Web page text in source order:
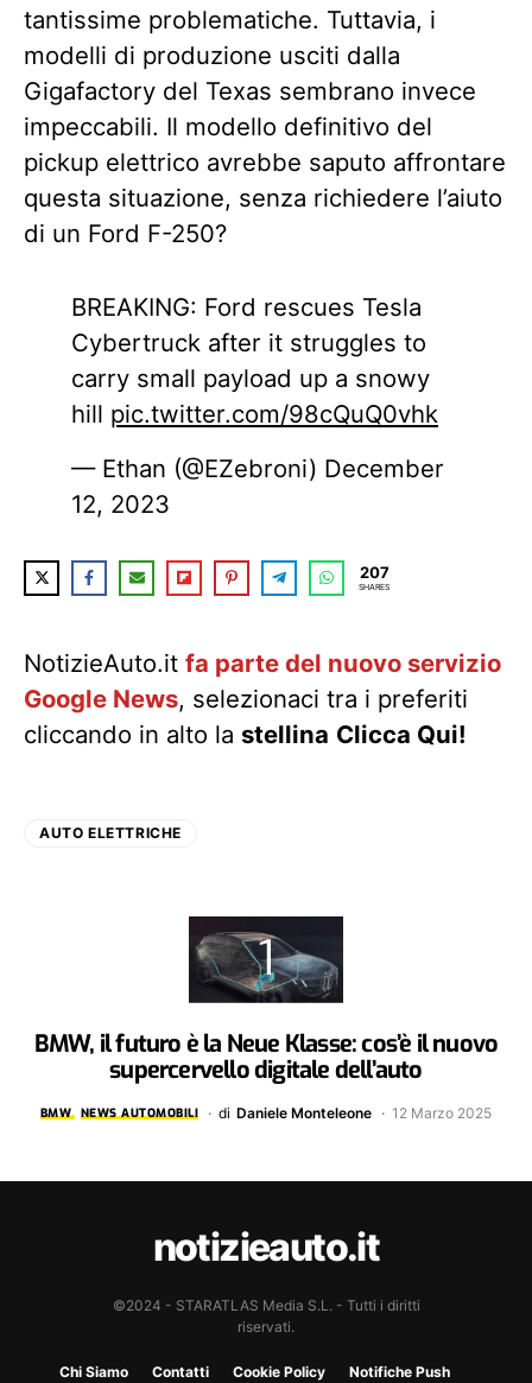
tantissime problematiche. Tuttavia, i
modelli di produzione usciti dalla
Gigafactory del Texas sembrano invece
impeccabili. Il modello definitivo del
pickup elettrico avrebbe saputo affrontare
questa situazione, senza richiedere l’aiuto
di un Ford F-250?
BREAKING: Ford rescues Tesla
Cybertruck after it struggles to
carry small payload up a snowy
hill pic.twitter.com/98cQuQ0vhk
— Ethan (@EZebroni) December
12, 2023
207
SHARES
NotizieAuto.it fa parte del nuovo servizio
Google News, selezionaci tra i preferiti
cliccando in alto la stellina Clicca Qui!
AUTO ELETTRICHE
BMW, il futuro è la Neue Klasse: cos’è il nuovo
supercervello digitale dell’auto
BMW NEWS AUTOMOBILI di Daniele Monteleone 12 Marzo 2025
notizieauto.it
©2024 - STARATLAS Media S.L. - Tutti i diritti
riservati.
Chi Siamo Contatti Cookie Policy Notifiche Push